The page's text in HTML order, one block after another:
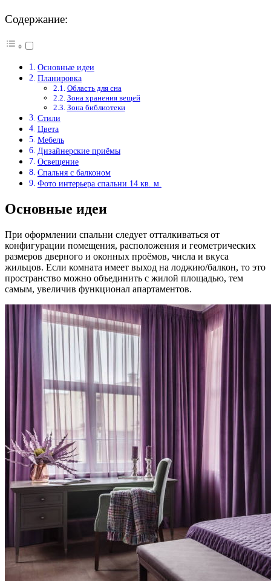
Содержание:
Основные идеи
Планировка
Область для сна
Зона хранения вещей
Зона библиотеки
Стили
Цвета
Мебель
Дизайнерские приёмы
Освещение
Спальня с балконом
Фото интерьера спальни 14 кв. м.
Основные идеи
При оформлении спальни следует отталкиваться от
конфигурации помещения, расположения и геометрических
размеров дверного и оконных проёмов, числа и вкуса
жильцов. Если комната имеет выход на лоджию/балкон, то это
пространство можно объединить с жилой площадью, тем
самым, увеличив функционал апартаментов.